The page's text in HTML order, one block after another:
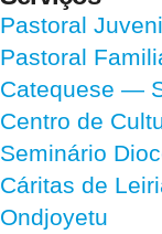
Pastoral
Pastoral
Catequese —
Centro de
Seminário
Cáritas de
Ondjoyetu